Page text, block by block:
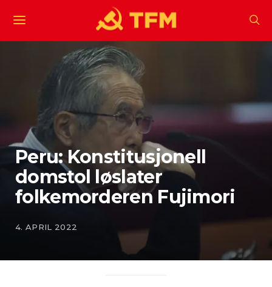
Peru: Konstitusjonell
domstol løslater
folkemorderen Fujimori
4. APRIL 2022